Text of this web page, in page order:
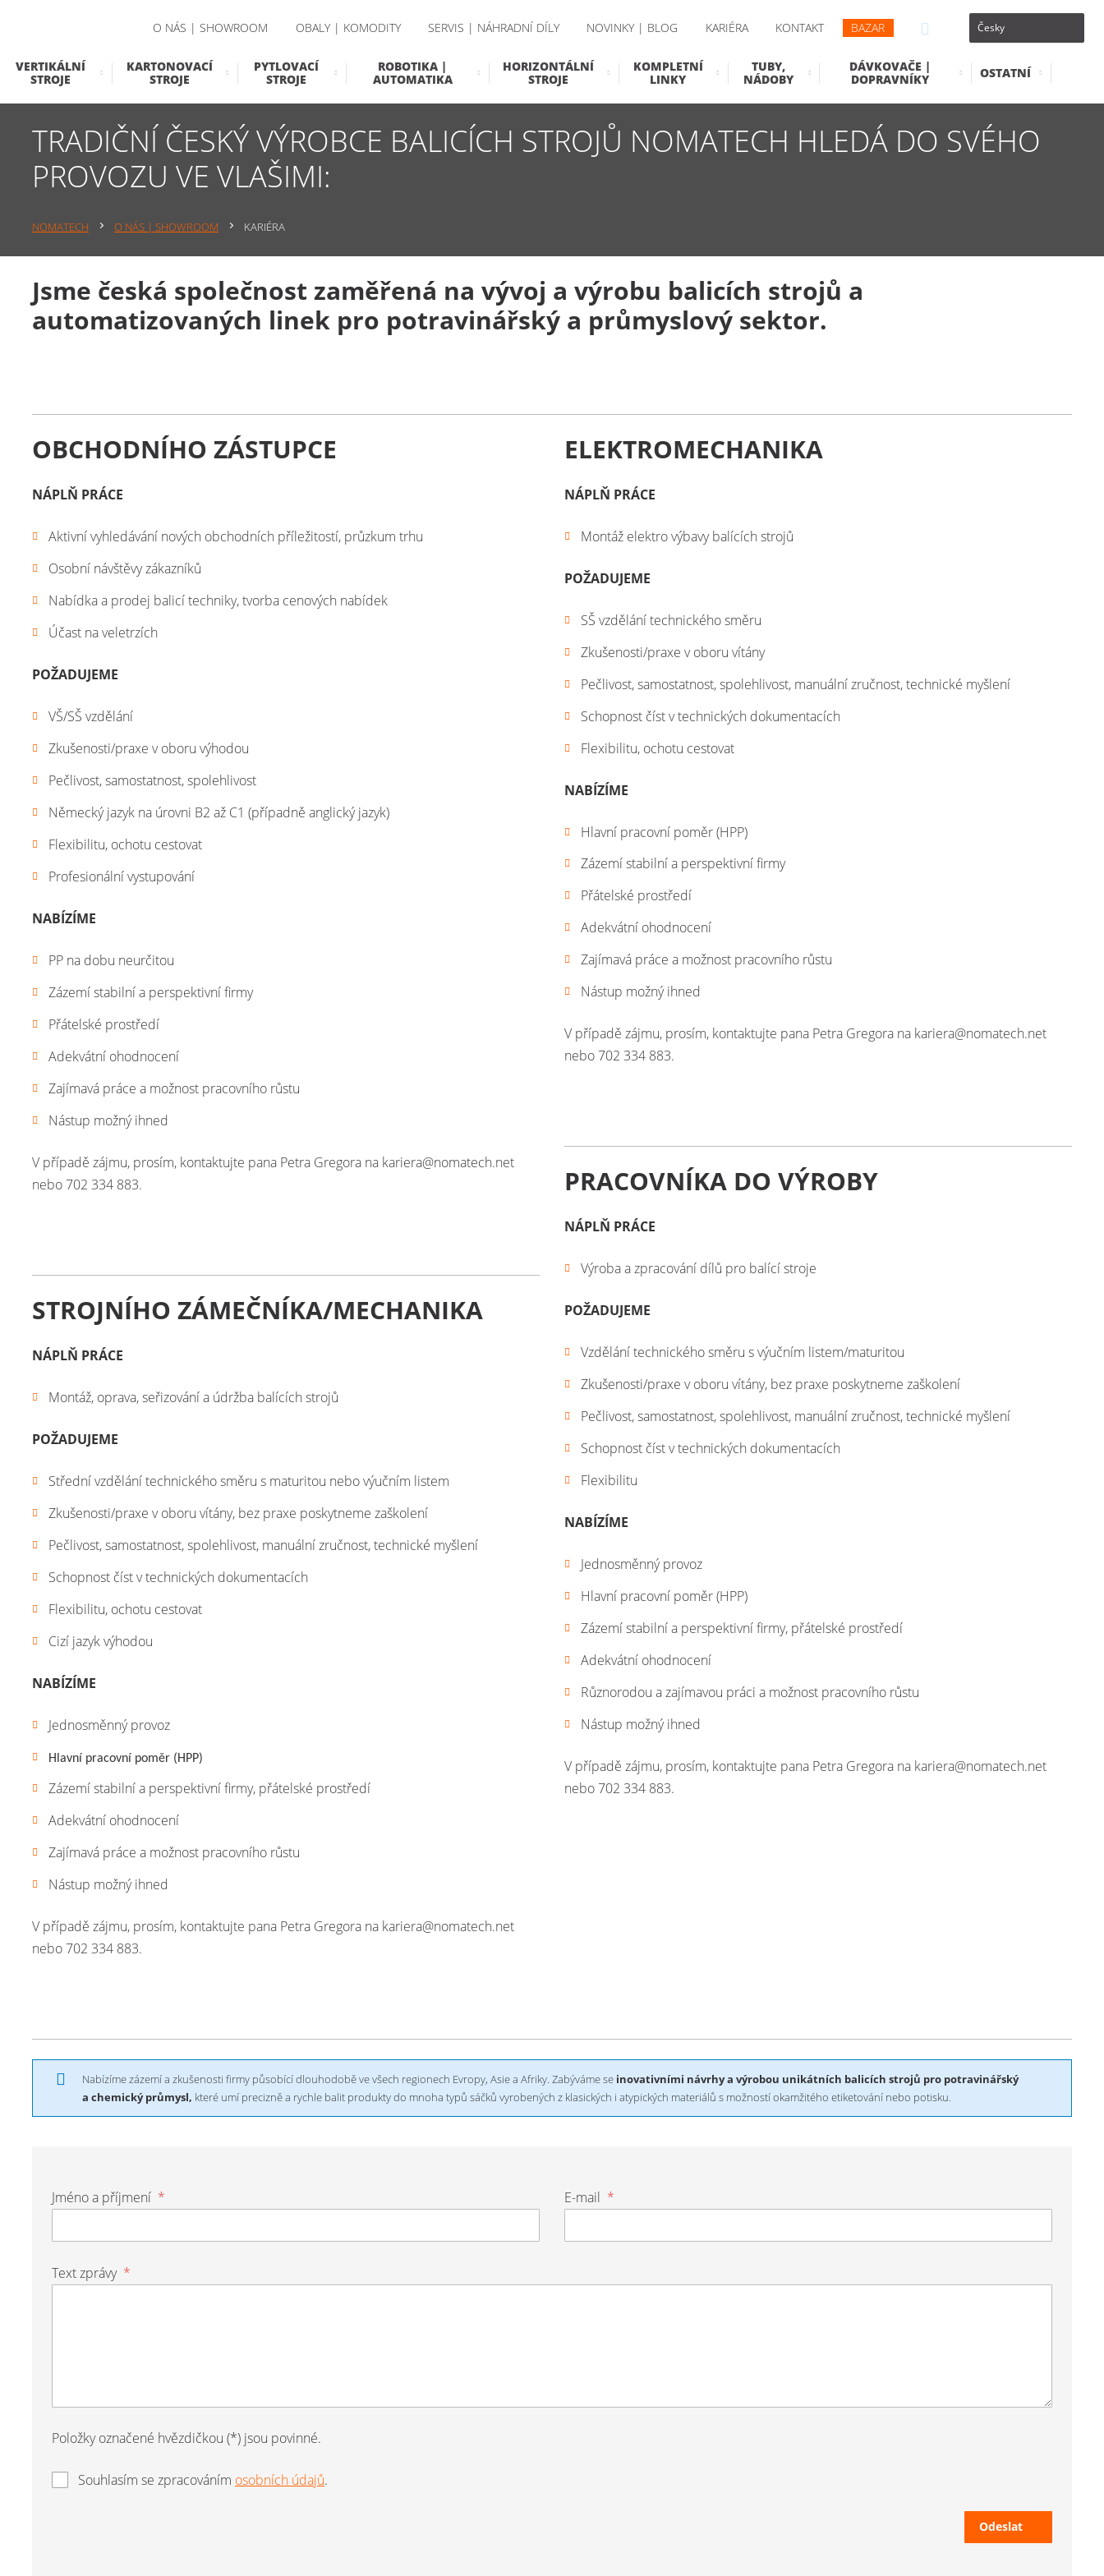
O NÁS | SHOWROOM OBALY | KOMODITY SERVIS | NÁHRADNÍ DÍLY NOVINKY | BLOG KARIÉRA KONTAKT BAZAR
VERTIKÁLNÍ
STROJE
KARTONOVACÍ
STROJE
PYTLOVACÍ
STROJE
ROBOTIKA |
AUTOMATIKA
HORIZONTÁLNÍ
STROJE
KOMPLETNÍ
LINKY
TUBY,
NÁDOBY
DÁVKOVAČE |
DOPRAVNÍKY
OSTATNÍ
TRADIČNÍ ČESKÝ VÝROBCE BALICÍCH STROJŮ NOMATECH HLEDÁ DO SVÉHO
PROVOZU VE VLAŠIMI:
NOMATECH O NÁS | SHOWROOM KARIÉRA
Jsme česká společnost zaměřená na vývoj a výrobu balicích strojů a
automatizovaných linek pro potravinářský a průmyslový sektor.
OBCHODNÍHO ZÁSTUPCE
NÁPLŇ PRÁCE
Aktivní vyhledávání nových obchodních příležitostí, průzkum trhu
Osobní návštěvy zákazníků
Nabídka a prodej balicí techniky, tvorba cenových nabídek
Účast na veletrzích
POŽADUJEME
VŠ/SŠ vzdělání
Zkušenosti/praxe v oboru výhodou
Pečlivost, samostatnost, spolehlivost
Německý jazyk na úrovni B2 až C1 (případně anglický jazyk)
Flexibilitu, ochotu cestovat
Profesionální vystupování
NABÍZÍME
PP na dobu neurčitou
Zázemí stabilní a perspektivní firmy
Přátelské prostředí
Adekvátní ohodnocení
Zajímavá práce a možnost pracovního růstu
Nástup možný ihned
V případě zájmu, prosím, kontaktujte pana Petra Gregora na kariera@nomatech.net
nebo 702 334 883.
STROJNÍHO ZÁMEČNÍKA/MECHANIKA
NÁPLŇ PRÁCE
Montáž, oprava, seřizování a údržba balících strojů
POŽADUJEME
Střední vzdělání technického směru s maturitou nebo výučním listem
Zkušenosti/praxe v oboru vítány, bez praxe poskytneme zaškolení
Pečlivost, samostatnost, spolehlivost, manuální zručnost, technické myšlení
Schopnost číst v technických dokumentacích
Flexibilitu, ochotu cestovat
Cizí jazyk výhodou
NABÍZÍME
Jednosměnný provoz
Hlavní pracovní poměr (HPP)
Zázemí stabilní a perspektivní firmy, přátelské prostředí
Adekvátní ohodnocení
Zajímavá práce a možnost pracovního růstu
Nástup možný ihned
V případě zájmu, prosím, kontaktujte pana Petra Gregora na kariera@nomatech.net
nebo 702 334 883.
ELEKTROMECHANIKA
NÁPLŇ PRÁCE
Montáž elektro výbavy balících strojů
POŽADUJEME
SŠ vzdělání technického směru
Zkušenosti/praxe v oboru vítány
Pečlivost, samostatnost, spolehlivost, manuální zručnost, technické myšlení
Schopnost číst v technických dokumentacích
Flexibilitu, ochotu cestovat
NABÍZÍME
Hlavní pracovní poměr (HPP)
Zázemí stabilní a perspektivní firmy
Přátelské prostředí
Adekvátní ohodnocení
Zajímavá práce a možnost pracovního růstu
Nástup možný ihned
V případě zájmu, prosím, kontaktujte pana Petra Gregora na kariera@nomatech.net
nebo 702 334 883.
PRACOVNÍKA DO VÝROBY
NÁPLŇ PRÁCE
Výroba a zpracování dílů pro balící stroje
POŽADUJEME
Vzdělání technického směru s výučním listem/maturitou
Zkušenosti/praxe v oboru vítány, bez praxe poskytneme zaškolení
Pečlivost, samostatnost, spolehlivost, manuální zručnost, technické myšlení
Schopnost číst v technických dokumentacích
Flexibilitu
NABÍZÍME
Jednosměnný provoz
Hlavní pracovní poměr (HPP)
Zázemí stabilní a perspektivní firmy, přátelské prostředí
Adekvátní ohodnocení
Různorodou a zajímavou práci a možnost pracovního růstu
Nástup možný ihned
V případě zájmu, prosím, kontaktujte pana Petra Gregora na kariera@nomatech.net
nebo 702 334 883.
Nabízíme zázemí a zkušenosti firmy působící dlouhodobě ve všech regionech Evropy, Asie a Afriky. Zabýváme se inovativními návrhy a výrobou unikátních balicích strojů pro potravinářský
a chemický průmysl, které umí precizně a rychle balit produkty do mnoha typů sáčků vyrobených z klasických i atypických materiálů s možností okamžitého etiketování nebo potisku.
Jméno a příjmení * E-mail *
Text zprávy *
Položky označené hvězdičkou (*) jsou povinné.
Souhlasím se zpracováním osobních údajů.
Odeslat